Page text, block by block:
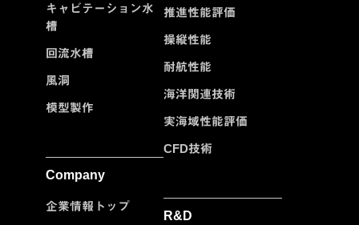
キャビテーション水
槽
回流水槽
風洞
模型製作
Company
企業情報トップ
推進性能評価
操縦性能
耐航性能
海洋関連技術
実海域性能評価
CFD技術
R&D